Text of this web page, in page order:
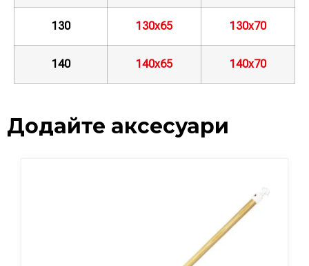
130 130х65 130х70
140 140х65 140х70
Додайте аксесуари